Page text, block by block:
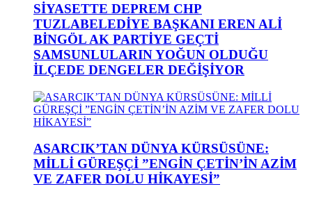
SİYASETTE DEPREM CHP
TUZLABELEDİYE BAŞKANI EREN ALİ
BİNGÖL AK PARTİYE GEÇTİ
SAMSUNLULARIN YOĞUN OLDUĞU
İLÇEDE DENGELER DEĞİŞİYOR
ASARCIK’TAN DÜNYA KÜRSÜSÜNE:
MİLLİ GÜREŞÇİ ”ENGİN ÇETİN’İN AZİM
VE ZAFER DOLU HİKAYESİ”